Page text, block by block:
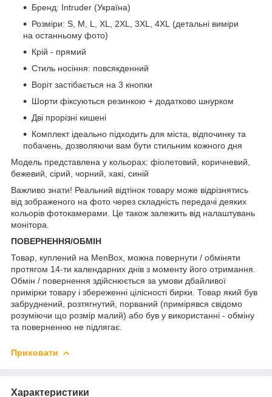
Бренд: Intruder (Україна)
Розміри: S, M, L, XL, 2XL, 3XL, 4XL (детальні виміри
на останньому фото)
Крій - прямий
Стиль носіння: повсякденний
Воріт застібається на 3 кнопки
Шорти фіксуються резинкою + додатково шнурком
Дві прорізні кишені
Комплект ідеально підходить для міста, відпочинку та
побачень, дозволяючи вам бути стильним кожного дня
Модель представлена ​​у кольорах: фіолетовий, коричневий,
бежевий, сірий, чорний, хакі, синій
Важливо знати! Реальний відтінок товару може відрізнятись
від зображеного на фото через складність передачі деяких
кольорів фотокамерами. Це також залежить від налаштувань
монітора.
ПОВЕРНЕННЯ/ОБМІН
Товар, куплений на MenBox, можна повернути / обміняти
протягом 14-ти календарних днів з моменту його отримання.
Обмін / повернення здійснюється за умови дбайливої
примірки товару і збереженні цілісності бирки. Товар який був
забруднений, розтягнутий, порваний (примірявся свідомо
розуміючи що розмір малий) або був у використанні - обміну
та поверненню не підлягає.
Приховати
Характеристики